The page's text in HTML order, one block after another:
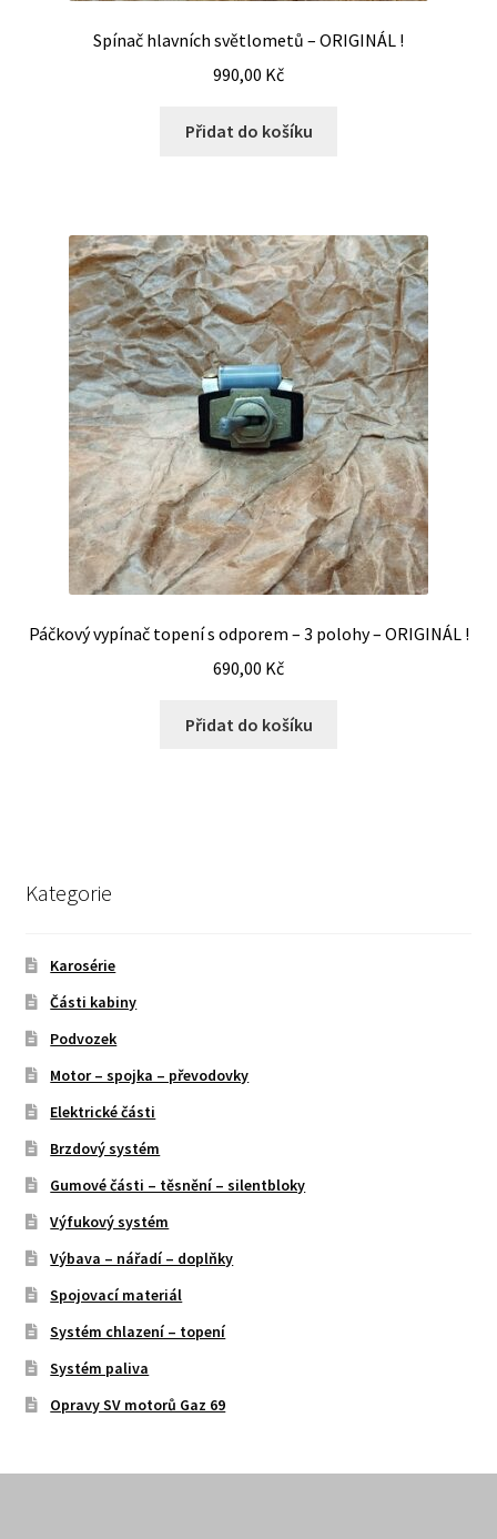
Spínač hlavních světlometů – ORIGINÁL !
990,00 Kč
Přidat do košíku
Páčkový vypínač topení s odporem – 3 polohy – ORIGINÁL !
690,00 Kč
Přidat do košíku
Kategorie
Karosérie
Části kabiny
Podvozek
Motor – spojka – převodovky
Elektrické části
Brzdový systém
Gumové části – těsnění – silentbloky
Výfukový systém
Výbava – nářadí – doplňky
Spojovací materiál
Systém chlazení – topení
Systém paliva
Opravy SV motorů Gaz 69